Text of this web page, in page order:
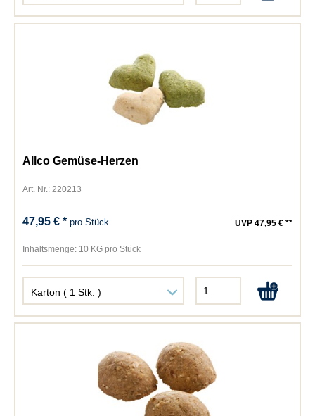
Allco Gemüse-Herzen
Art. Nr.: 220213
47,95 € *pro Stück UVP 47,95 € **
Inhaltsmenge: 10 KG pro Stück